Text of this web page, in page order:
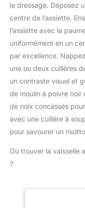
le dressage. Déposez
centre de l’assiette.
l’assiette avec la
uniformément en un
par excellence.
une ou deux cuillères
un contraste visuel et
de moulin à poivre noir
de noix concassés
avec une cuillère à
pour savourer un
Où trouver la vaisselle
?